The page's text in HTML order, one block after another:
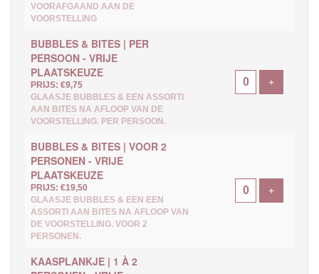
VOORAFGAAND AAN DE
VOORSTELLING
BUBBLES & BITES | PER
PERSOON - VRIJE
PLAATSKEUZE
PRIJS: €9,75
GLAASJE BUBBLES & EEN ASSORTI
AAN BITES NA AFLOOP VAN DE
VOORSTELLING. PER PERSOON.
+Voeg
BUBBLES & BITES | VOOR 2
PERSONEN - VRIJE
PLAATSKEUZE
PRIJS: €19,50
GLAASJE BUBBLES & EEN EEN
ASSORTI AAN BITES NA AFLOOP VAN
DE VOORSTELLING. VOOR 2
PERSONEN.
+Voeg
KAASPLANKJE | 1 À 2